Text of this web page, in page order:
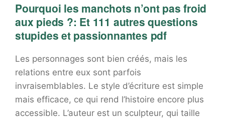
Pourquoi les manchots n’ont pas froid
aux pieds ?: Et 111 autres questions
stupides et passionnantes pdf
Les personnages sont bien créés, mais les
relations entre eux sont parfois
invraisemblables. Le style d’écriture est simple
mais efficace, ce qui rend l’histoire encore plus
accessible. L’auteur est un sculpteur, qui taille